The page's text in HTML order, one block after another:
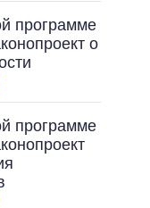
программе
о
программе